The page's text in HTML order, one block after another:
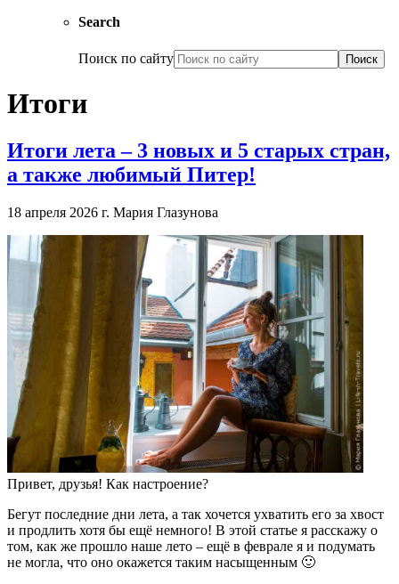
Search
Поиск по сайту
Итоги
Итоги лета – 3 новых и 5 старых стран,
а также любимый Питер!
18 апреля 2026 г. Мария Глазунова
Привет, друзья! Как настроение?
Бегут последние дни лета, а так хочется ухватить его за хвост
и продлить хотя бы ещё немного! В этой статье я расскажу о
том, как же прошло наше лето – ещё в феврале я и подумать
не могла, что оно окажется таким насыщенным 🙂